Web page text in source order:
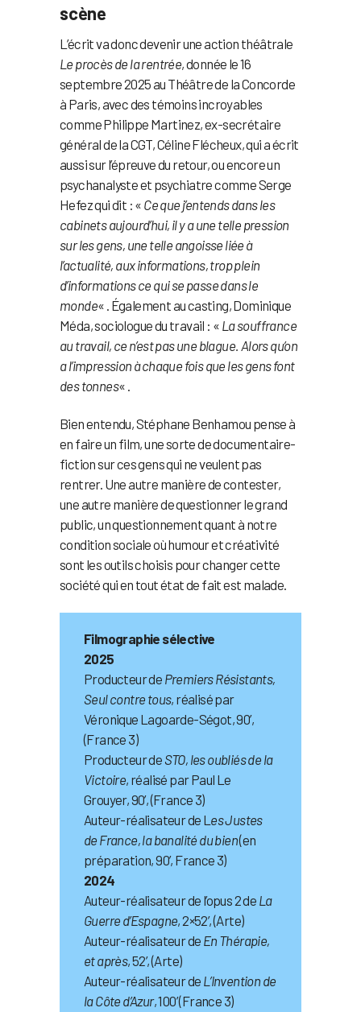
scène
L’écrit va donc devenir une action théâtrale
Le procès de la rentrée, donnée le 16
septembre 2025 au Théâtre de la Concorde
à Paris, avec des témoins incroyables
comme Philippe Martinez, ex-secrétaire
général de la CGT, Céline Flécheux, qui a écrit
aussi sur l’épreuve du retour, ou encore un
psychanalyste et psychiatre comme Serge
Hefez qui dit : « Ce que j’entends dans les
cabinets aujourd’hui, il y a une telle pression
sur les gens, une telle angoisse liée à
l’actualité, aux informations, trop plein
d’informations ce qui se passe dans le
monde« . Également au casting, Dominique
Méda, sociologue du travail : « La souffrance
au travail, ce n’est pas une blague. Alors qu’on
a l’impression à chaque fois que les gens font
des tonnes« .
Bien entendu, Stéphane Benhamou pense à
en faire un film, une sorte de documentaire-
fiction sur ces gens qui ne veulent pas
rentrer. Une autre manière de contester,
une autre manière de questionner le grand
public, un questionnement quant à notre
condition sociale où humour et créativité
sont les outils choisis pour changer cette
société qui en tout état de fait est malade.
Filmographie sélective
2025
Producteur de Premiers Résistants,
Seul contre tous, réalisé par
Véronique Lagoarde-Ségot, 90’,
(France 3)
Producteur de STO, les oubliés de la
Victoire, réalisé par Paul Le
Grouyer, 90’, (France 3)
Auteur-réalisateur de L es Justes
de France, la banalité du bien(en
préparation, 90’, France 3)
2024
Auteur-réalisateur de l’opus 2 de La
Guerre d’Espagne, 2×52’, (Arte)
Auteur-réalisateur de En Thérapie,
et après, 52’, (Arte)
Auteur-réalisateur de L’Invention de
la Côte d’Azur, 100’ (France 3)